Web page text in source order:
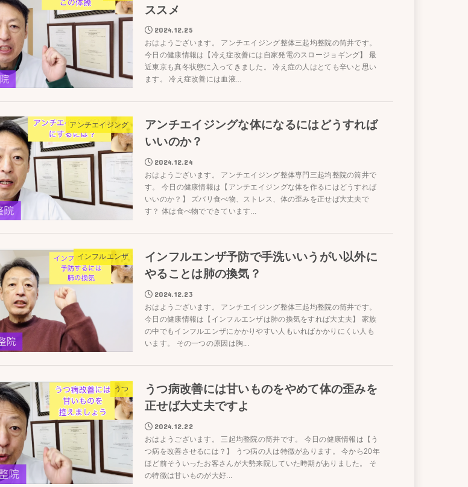
ススメ
2024.12.25
おはようございます。 アンチエイジング整体三起均整院の筒井です。
今日の健康情報は【冷え症改善には自家発電のスロージョギング】 最
近東京も真冬状態に入ってきました。 冷え症の人はとても辛いと思い
ます。 冷え症改善には血液...
アンチエイジング
アンチエイジングな体になるにはどうすれば
いいのか？
2024.12.24
おはようございます。 アンチエイジング整体専門三起均整院の筒井で
す。 今日の健康情報は【アンチエイジングな体を作るにはどうすれば
いいのか？】 ズバリ食べ物、ストレス、体の歪みを正せば大丈夫で
す？ 体は食べ物でできています...
インフルエンザ
インフルエンザ予防で手洗いいうがい以外に
やることは肺の換気？
2024.12.23
おはようございます。 アンチエイジング整体三起均整院の筒井です。
今日の健康情報は【インフルエンザは肺の換気をすれば大丈夫】 家族
の中でもインフルエンザにかかりやすい人もいればかかりにくい人も
います。 その一つの原因は胸...
うつ
うつ病改善には甘いものをやめて体の歪みを
正せば大丈夫ですよ
2024.12.22
おはようございます。 三起均整院の筒井です。 今日の健康情報は【う
つ病を改善させるには？】 うつ病の人は特徴があります。 今から20年
ほど前そういったお客さんが大勢来院していた時期がありました。 そ
の特徴は甘いものが大好...